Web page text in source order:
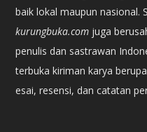
baik lokal maupun nasional.
kurungbuka.com juga
penulis dan sastrawan
terbuka kiriman karya
esai, resensi, dan catatan